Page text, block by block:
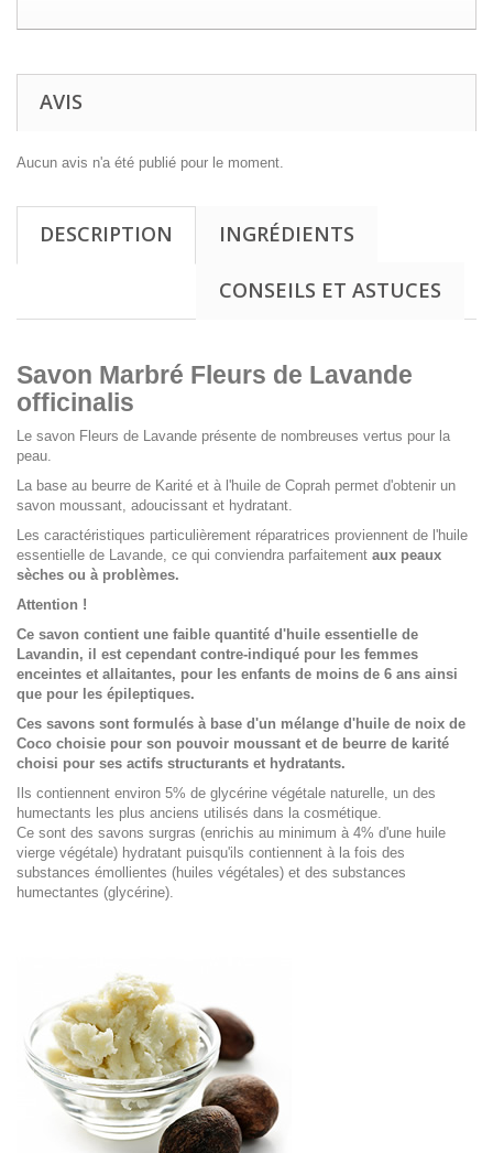
AVIS
Aucun avis n'a été publié pour le moment.
DESCRIPTION INGRÉDIENTS
CONSEILS ET ASTUCES
Savon Marbré Fleurs de Lavande
officinalis
Le savon Fleurs de Lavande présente de nombreuses vertus pour la
peau.
La base au beurre de Karité et à l'huile de Coprah permet d'obtenir un
savon moussant, adoucissant et hydratant.
Les caractéristiques particulièrement réparatrices proviennent de l'huile
essentielle de Lavande, ce qui conviendra parfaitement aux peaux
sèches ou à problèmes.
Attention !
Ce savon contient une faible quantité d'huile essentielle de
Lavandin, il est cependant contre-indiqué pour les femmes
enceintes et allaitantes, pour les enfants de moins de 6 ans ainsi
que pour les épileptiques.
Ces savons sont formulés à base d'un mélange d'huile de noix de
Coco choisie pour son pouvoir moussant et de beurre de karité
choisi pour ses actifs structurants et hydratants.
Ils contiennent environ 5% de glycérine végétale naturelle, un des
humectants les plus anciens utilisés dans la cosmétique.
Ce sont des savons surgras (enrichis au minimum à 4% d'une huile
vierge végétale) hydratant puisqu'ils contiennent à la fois des
substances émollientes (huiles végétales) et des substances
humectantes (glycérine).